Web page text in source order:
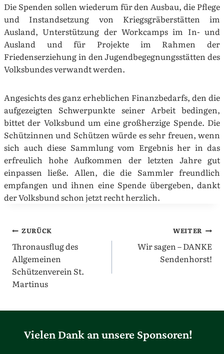
Die Spenden sollen wiederum für den Ausbau, die Pflege
und Instandsetzung von Kriegsgräberstätten im
Ausland, Unterstützung der Workcamps im In- und
Ausland und für Projekte im Rahmen der
Friedenserziehung in den Jugendbegegnungsstätten des
Volksbundes verwandt werden.
Angesichts des ganz erheblichen Finanzbedarfs, den die
aufgezeigten Schwerpunkte seiner Arbeit bedingen,
bittet der Volksbund um eine großherzige Spende. Die
Schützinnen und Schützen würde es sehr freuen, wenn
sich auch diese Sammlung vom Ergebnis her in das
erfreulich hohe Aufkommen der letzten Jahre gut
einpassen ließe. Allen, die die Sammler freundlich
empfangen und ihnen eine Spende übergeben, dankt
der Volksbund schon jetzt recht herzlich.
Beitragsnavigation
ZURÜCK
Thronausflug des
Allgemeinen
Schützenverein St.
Martinus
WEITER
Wir sagen – DANKE
Sendenhorst!
Vielen Dank an unsere Sponsoren!